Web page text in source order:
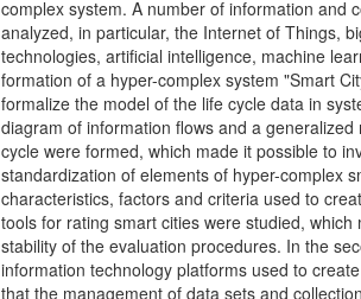
complex system. A number of information and
analyzed, in particular, the Internet of Things,
technologies, artificial intelligence, machine
formation of a hyper-complex system "Smart
formalize the model of the life cycle data in
diagram of information flows and a
cycle were formed, which made it possible to
standardization of elements of hyper-complex
characteristics, factors and criteria used to
tools for rating smart cities were studied,
stability of the evaluation procedures. In the
information technology platforms used to
that the management of data sets and